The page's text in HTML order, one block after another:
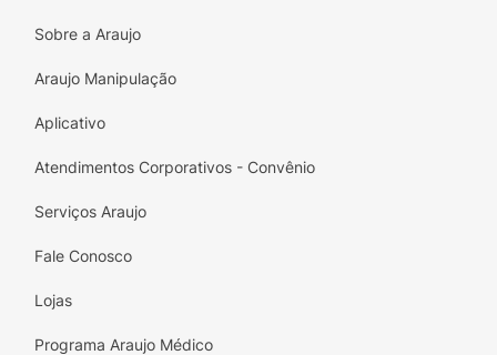
Sobre a Araujo
Araujo Manipulação
Aplicativo
Atendimentos Corporativos - Convênio
Serviços Araujo
Fale Conosco
Lojas
Programa Araujo Médico